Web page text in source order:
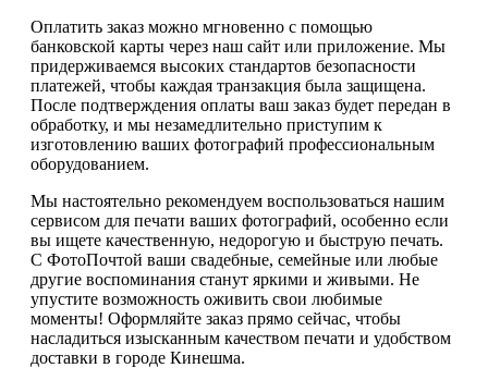
Оплатить заказ можно мгновенно с помощью
банковской карты через наш сайт или приложение. Мы
придерживаемся высоких стандартов безопасности
платежей, чтобы каждая транзакция была защищена.
После подтверждения оплаты ваш заказ будет передан в
обработку, и мы незамедлительно приступим к
изготовлению ваших фотографий профессиональным
оборудованием.
Мы настоятельно рекомендуем воспользоваться нашим
сервисом для печати ваших фотографий, особенно если
вы ищете качественную, недорогую и быструю печать.
С ФотоПочтой ваши свадебные, семейные или любые
другие воспоминания станут яркими и живыми. Не
упустите возможность оживить свои любимые
моменты! Оформляйте заказ прямо сейчас, чтобы
насладиться изысканным качеством печати и удобством
доставки в городе Кинешма.